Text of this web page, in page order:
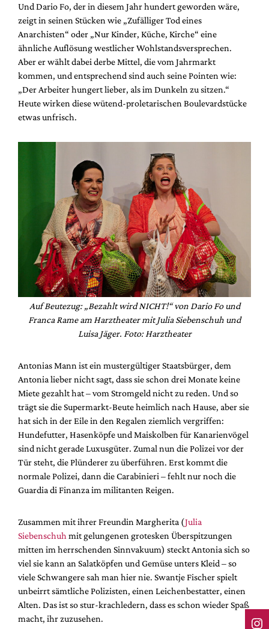
Und Dario Fo, der in diesem Jahr hundert geworden wäre,
zeigt in seinen Stücken wie „Zufälliger Tod eines
Anarchisten“ oder „Nur Kinder, Küche, Kirche“ eine
ähnliche Auflösung westlicher Wohlstandsversprechen.
Aber er wählt dabei derbe Mittel, die vom Jahrmarkt
kommen, und entsprechend sind auch seine Pointen wie:
„Der Arbeiter hungert lieber, als im Dunkeln zu sitzen.“
Heute wirken diese wütend-proletarischen Boulevardstücke
etwas unfrisch.
Auf Beutezug: „Bezahlt wird NICHT!“ von Dario Fo und
Franca Rame am Harztheater mit Julia Siebenschuh und
Luisa Jäger. Foto: Harztheater
Antonias Mann ist ein mustergültiger Staatsbürger, dem
Antonia lieber nicht sagt, dass sie schon drei Monate keine
Miete gezahlt hat – vom Stromgeld nicht zu reden. Und so
trägt sie die Supermarkt-Beute heimlich nach Hause, aber sie
hat sich in der Eile in den Regalen ziemlich vergriffen:
Hundefutter, Hasenköpfe und Maiskolben für Kanarienvögel
sind nicht gerade Luxusgüter. Zumal nun die Polizei vor der
Tür steht, die Plünderer zu überführen. Erst kommt die
normale Polizei, dann die Carabinieri – fehlt nur noch die
Guardia di Finanza im militanten Reigen.
Zusammen mit ihrer Freundin Margherita (Julia
Siebenschuhmit gelungenen grotesken Überspitzungen
mitten im herrschenden Sinnvakuum) steckt Antonia sich so
viel sie kann an Salatköpfen und Gemüse unters Kleid – so
viele Schwangere sah man hier nie. Swantje Fischer spielt
unbeirrt sämtliche Polizisten, einen Leichenbestatter, einen
Alten. Das ist so stur-krachledern, dass es schon wieder Spaß
macht, ihr zuzusehen.